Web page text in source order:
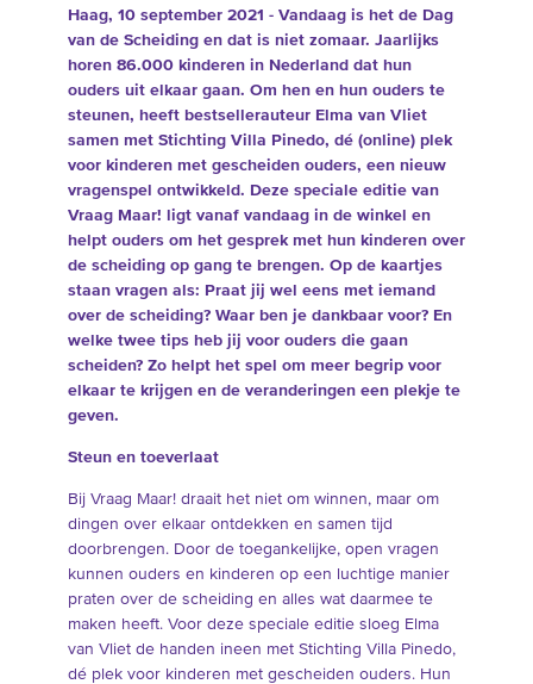
Haag, 10 september 2021 - Vandaag is het de Dag
van de Scheiding en dat is niet zomaar. Jaarlijks
horen 86.000 kinderen in Nederland dat hun
ouders uit elkaar gaan. Om hen en hun ouders te
steunen, heeft bestsellerauteur Elma van Vliet
samen met Stichting Villa Pinedo, dé (online) plek
voor kinderen met gescheiden ouders, een nieuw
vragenspel ontwikkeld. Deze speciale editie van
Vraag Maar!
ligt vanaf vandaag in de winkel en
helpt ouders om het gesprek met hun kinderen over
de scheiding op gang te brengen. Op de kaartjes
staan vragen als: Praat jij wel eens met iemand
over de scheiding? Waar ben je dankbaar voor? En
welke twee tips heb jij voor ouders die gaan
scheiden? Zo helpt het spel om meer begrip voor
elkaar te krijgen en de veranderingen een plekje te
geven.
Steun en toeverlaat
Bij Vraag Maar! draait het niet om winnen, maar om
dingen over elkaar ontdekken en samen tijd
doorbrengen. Door de toegankelijke, open vragen
kunnen ouders en kinderen op een luchtige manier
praten over de scheiding en alles wat daarmee te
maken heeft. Voor deze speciale editie sloeg Elma
van Vliet de handen ineen met Stichting Villa Pinedo,
dé plek voor kinderen met gescheiden ouders. Hun